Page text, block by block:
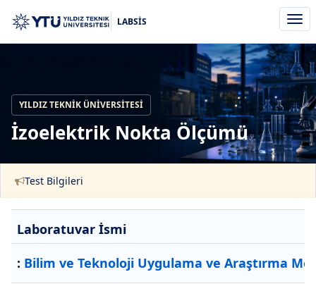
aç/
LABSİS
YILDIZ TEKNIK ÜNIVERSITESI
İzoelektrik Nokta Ölçümü
Test Bilgileri
Laboratuvar İsmi
: Bilim ve Teknoloji Uygulama ve Araştırma